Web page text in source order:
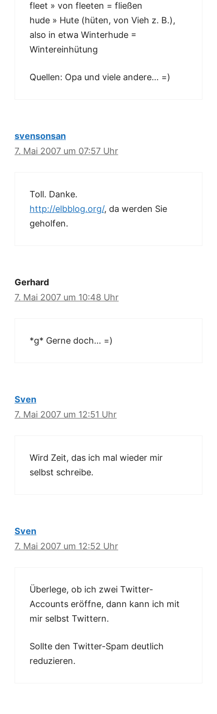
fleet » von fleeten = fließen
hude » Hute (hüten, von Vieh z. B.),
also in etwa Winterhude =
Wintereinhütung
Quellen: Opa und viele andere… =)
svensonsan
7. Mai 2007 um 07:57 Uhr
Toll. Danke.
http://elbblog.org/, da werden Sie
geholfen.
Gerhard
7. Mai 2007 um 10:48 Uhr
*g* Gerne doch… =)
Sven
7. Mai 2007 um 12:51 Uhr
Wird Zeit, das ich mal wieder mir
selbst schreibe.
Sven
7. Mai 2007 um 12:52 Uhr
Überlege, ob ich zwei Twitter-
Accounts eröffne, dann kann ich mit
mir selbst Twittern.
Sollte den Twitter-Spam deutlich
reduzieren.